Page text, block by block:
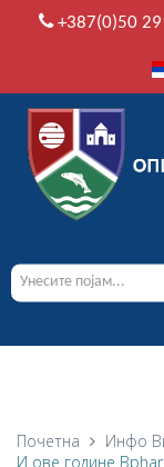
+387(0)50
Почетна Инфо
И ове године